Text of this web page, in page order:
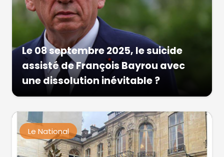
Le 08 septembre 2025, le suicide
assisté de François Bayrou avec
une dissolution inévitable ?
Le National